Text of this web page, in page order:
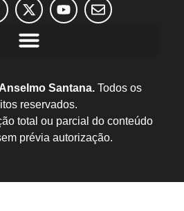
Santana. Todos os
reservados.
total ou parcial do conteúdo
prévia autorização.